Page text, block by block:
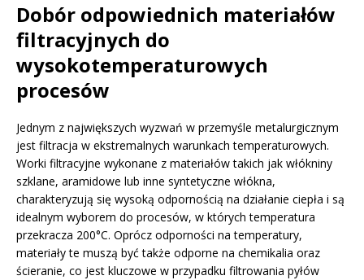
Dobór odpowiednich materiałów
filtracyjnych do
wysokotemperaturowych
procesów
Jednym z największych wyzwań w przemyśle metalurgicznym
jest filtracja w ekstremalnych warunkach temperaturowych.
Worki filtracyjne wykonane z materiałów takich jak włókniny
szklane, aramidowe lub inne syntetyczne włókna,
charakteryzują się wysoką odpornością na działanie ciepła i są
idealnym wyborem do procesów, w których temperatura
przekracza 200°C. Oprócz odporności na temperatury,
materiały te muszą być także odporne na chemikalia oraz
ścieranie, co jest kluczowe w przypadku filtrowania pyłów